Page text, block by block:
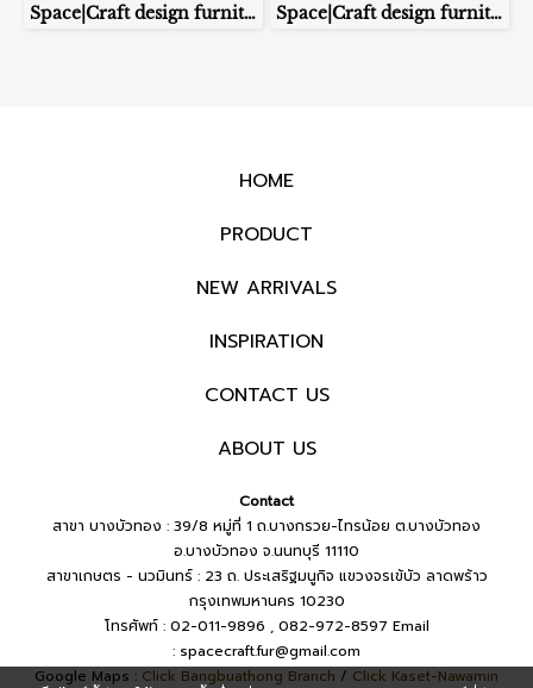
Space|Craft design furniture & living เตียงนอน รุ่น HENRY Space|Craft design furniture & living เตียงนอน รุ่น 1905
HOME
PRODUCT
NEW ARRIVALS
INSPIRATION
CONTACT US
ABOUT US
Contact
สาขา บางบัวทอง : 39/8 หมู่ที่ 1 ถ.บางกรวย-ไทรน้อย ต.บางบัวทอง
อ.บางบัวทอง จ.นนทบุรี 11110
สาขาเกษตร - นวมินทร์ : 23 ถ. ประเสริฐมนูกิจ แขวงจรเข้บัว ลาดพร้าว
กรุงเทพมหานคร 10230
โทรศัพท์ : 02-011-9896 , 082-972-8597 Email
: spacecraft.fur@gmail.com
Google Maps : Click Bangbuathong Branch / Click Kaset-Nawamin